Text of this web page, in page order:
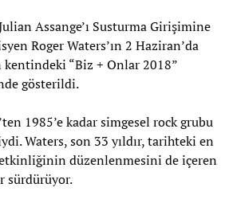
Assange’ı Susturma Girişimine
Roger Waters’ın 2 Haziran’da
kentindeki “Biz + Onlar 2018”
gösterildi.
1985’e kadar simgesel rock grubu
Waters, son 33 yıldır, tarihteki en
düzenlenmesini de içeren
sürdürüyor.